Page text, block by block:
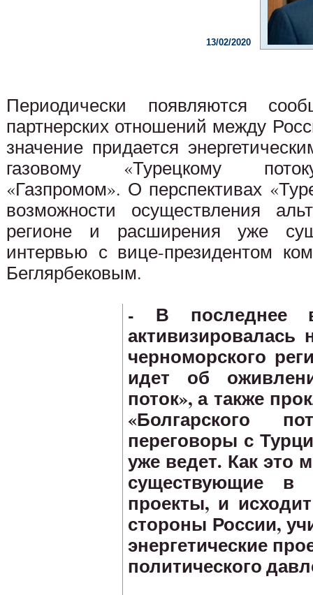
13/02/2020
Периодически появляются
партнерских отношений между
значение придается
газовому «Турецкому
«Газпромом». О перспективах
возможности осуществления
регионе и расширения уже
интервью с вице-президентом
Беглярбековым.
- В последнее
черноморского
идет об
поток», а также
«Болгарского
переговоры с
уже ведет. Как это
существующие в
проекты, и
стороны России,
энергетические
политического